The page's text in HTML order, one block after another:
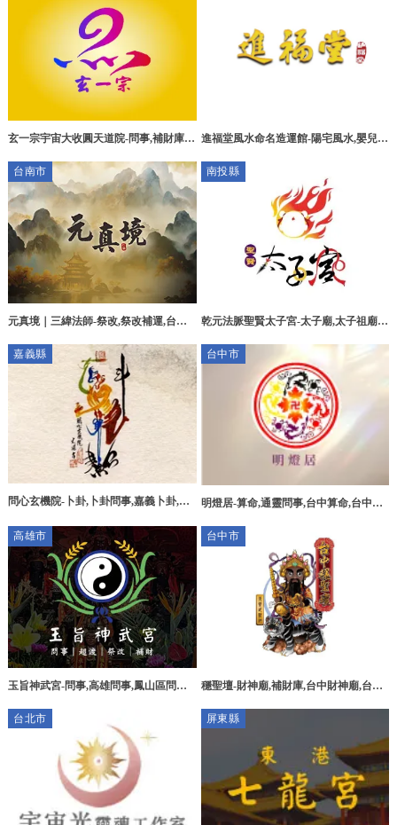
玄一宗宇宙大收圓天道院-問事,補財庫,
進福堂風水命名造運館-陽宅風水,嬰兒命
雅區陽宅風水,苓雅區嬰兒命名
台南市
元真境｜三緯法師-祭改,祭改補運,台南
南投縣
乾元法脈聖賢太子宮-太子廟,太子祖廟,
嘉義縣
問心玄機院-卜卦,卜卦問事,嘉義卜卦,嘉
台中市
明燈居-算命,通靈問事,台中算命,台中通
高雄市
玉旨神武宮-問事,高雄問事,鳳山區問事,
台中市
穩聖壇-財神廟,補財庫,台中財神廟,台中
台北市
屏東縣